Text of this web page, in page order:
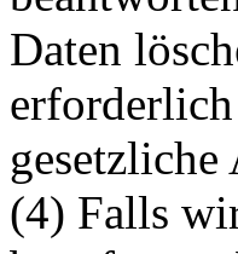
Daten
(4) Falls